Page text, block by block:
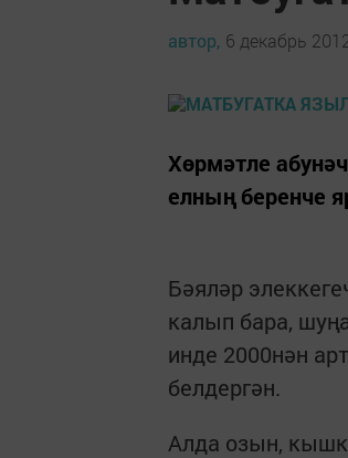
автор, 6 декабрь
Хөрмәтле
елның беренче
Бәяләр
калып бара,
инде 2000нән
белдергән.
Алда озын,